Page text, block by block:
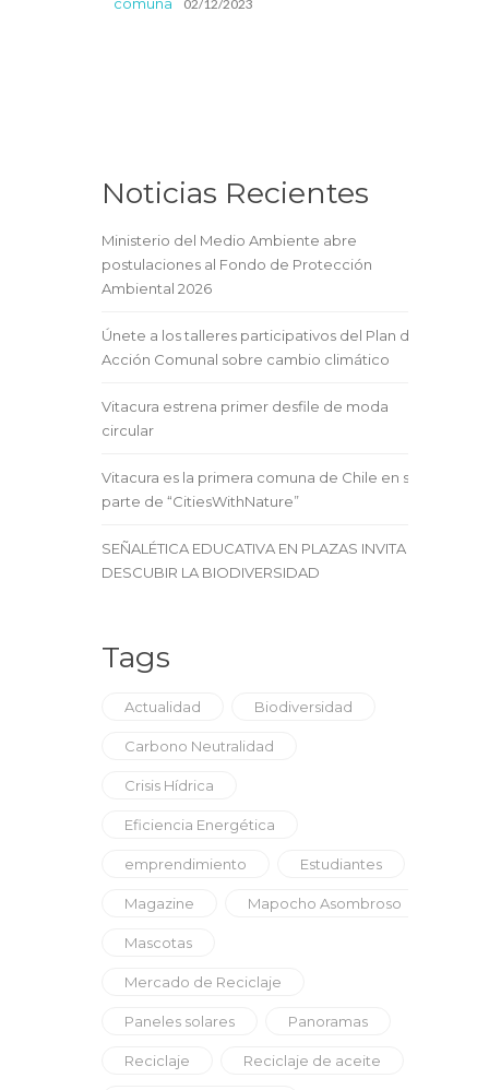
02/12/2023
Noticias Recientes
Ministerio del Medio Ambiente abre
postulaciones al Fondo de Protección
Ambiental 2026
Únete a los talleres participativos del Plan de
Acción Comunal sobre cambio climático
Vitacura estrena primer desfile de moda
circular
Vitacura es la primera comuna de Chile en ser
parte de “CitiesWithNature”
SEÑALÉTICA EDUCATIVA EN PLAZAS INVITA A
DESCUBIR LA BIODIVERSIDAD
Tags
Actualidad Biodiversidad
Carbono Neutralidad
Crisis Hídrica
Eficiencia Energética
emprendimiento Estudiantes
Magazine Mapocho Asombroso
Mascotas
Mercado de Reciclaje
Paneles solares Panoramas
Reciclaje Reciclaje de aceite